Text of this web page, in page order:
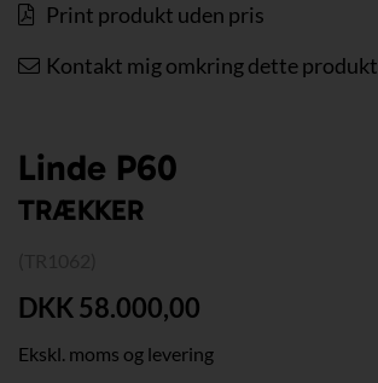
Print produkt uden pris
Kontakt mig omkring dette produkt
Linde P60
TRÆKKER
DKK 58.000,00
Ekskl. moms og levering